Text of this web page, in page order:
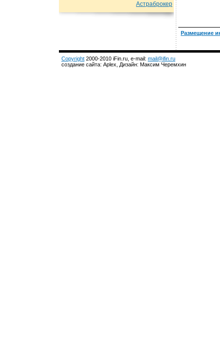
Астраброкер
Размещение
Copyright 2000-2010 iFin.ru, e-mail: mail@ifin.ru
создание сайта: Aplex, Дизайн: Максим Черемхин